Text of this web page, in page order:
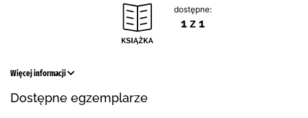
dostępne:
1 z 1
Więcej informacji
Dostępne egzemplarze